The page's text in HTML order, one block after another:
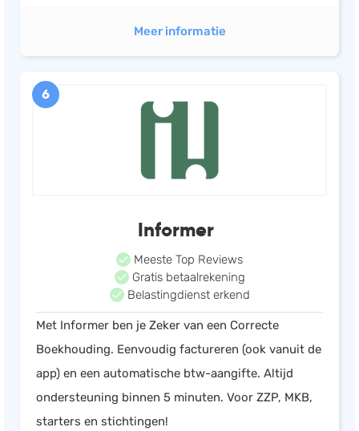
Meer informatie
6
Informer
Meeste Top Reviews
Gratis betaalrekening
Belastingdienst erkend
Met Informer ben je Zeker van een Correcte
Boekhouding. Eenvoudig factureren (ook vanuit de
app) en een automatische btw-aangifte. Altijd
ondersteuning binnen 5 minuten. Voor ZZP, MKB,
starters en stichtingen!